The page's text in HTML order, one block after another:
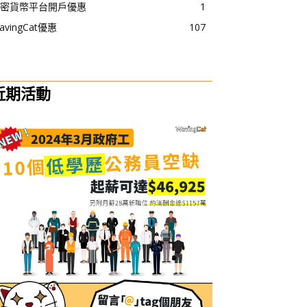
貨幣平台開戶優惠
1
優惠
107
期活動